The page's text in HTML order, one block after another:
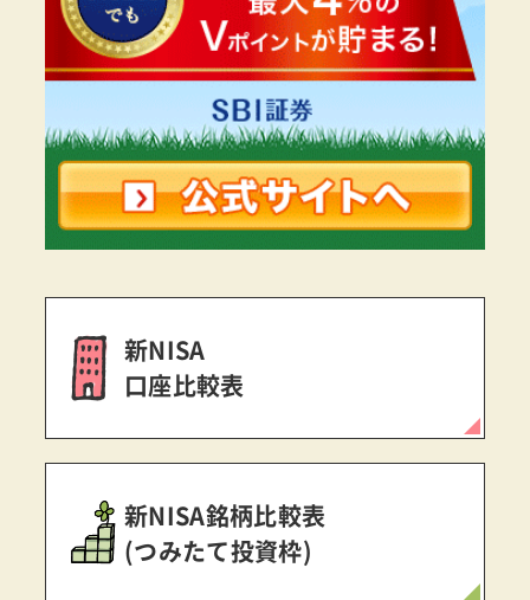
新NISA
口座比較表
新NISA銘柄比較表
(つみたて投資枠)